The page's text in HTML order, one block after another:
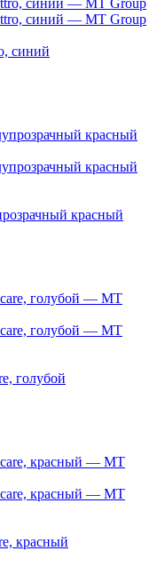
синий
красный
голубой
красный